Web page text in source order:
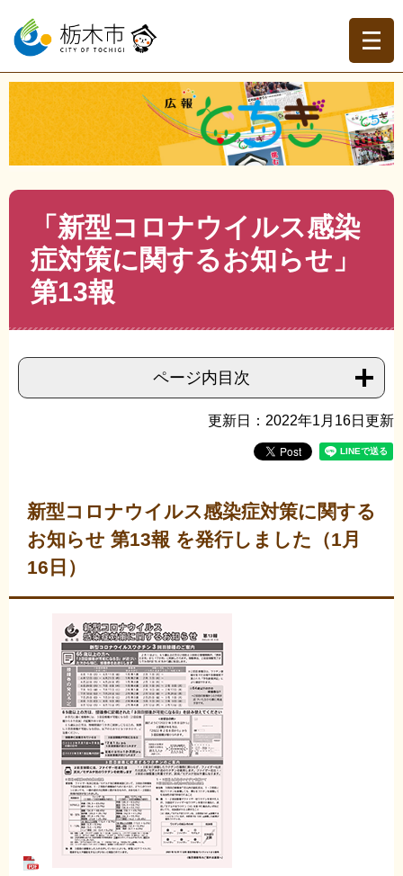
ー
の
先
頭
で
す。
ニ
ー
を
飛
ば
し
て
本
現在地
トップページ > 広報とちぎ >お知らせ>新型コロナウイ
ルス感染症対策お知らせ>>「新型コロナウイルス感染症
対策に関するお知らせ」第13報
「新型コロナウイルス感染
症対策に関するお知らせ」
第13報
ページ内目次
更新日：2022年1月16日更新
新型コロナウイルス感染症対策に関する
お知らせ 第13報 を発行しました（1月
16日）